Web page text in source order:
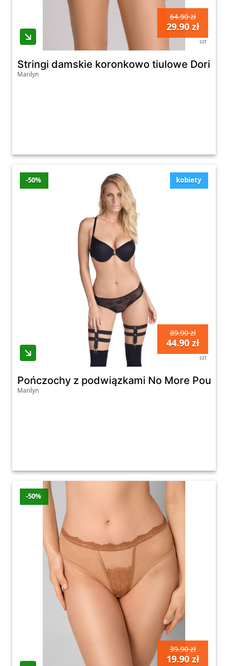
64.90 zł
29.90 zł
szt
Stringi damskie koronkowo tiulowe Doris
Marilyn
kobiety
-50%
89.90 zł
44.90 zł
szt
Pończochy z podwiązkami No More
Marilyn
-50%
39.90 zł
19.90 zł